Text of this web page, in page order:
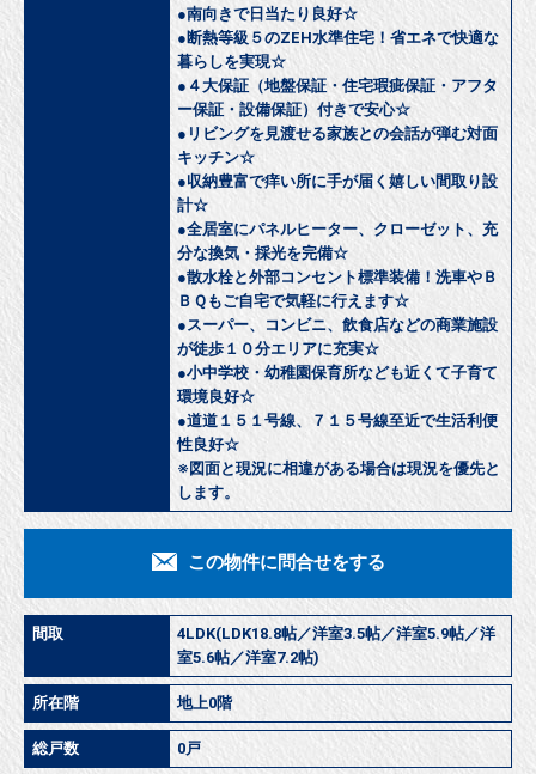
●南向きで日当たり良好☆
●断熱等級５のZEH水準住宅！省エネで快適な
暮らしを実現☆
●４大保証（地盤保証・住宅瑕疵保証・アフタ
ー保証・設備保証）付きで安心☆
●リビングを見渡せる家族との会話が弾む対面
キッチン☆
●収納豊富で痒い所に手が届く嬉しい間取り設
計☆
●全居室にパネルヒーター、クローゼット、充
分な換気・採光を完備☆
●散水栓と外部コンセント標準装備！洗車やＢ
ＢＱもご自宅で気軽に行えます☆
●スーパー、コンビニ、飲食店などの商業施設
が徒歩１０分エリアに充実☆
●小中学校・幼稚園保育所なども近くて子育て
環境良好☆
●道道１５１号線、７１５号線至近で生活利便
性良好☆
※図面と現況に相違がある場合は現況を優先と
します。
この物件に問合せをする
間取
4LDK(LDK18.8帖／洋室3.5帖／洋室5.9帖／洋
室5.6帖／洋室7.2帖)
所在階 地上0階
総戸数 0戸